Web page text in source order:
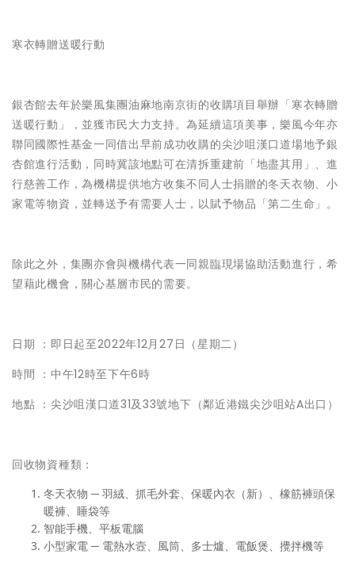
寒衣轉贈送暖行動
銀杏館去年於樂風集團油麻地南京街的收購項目舉辦「寒衣轉贈
送暖行動」，並獲市民大力支持。為延續這項美事，樂風今年亦
聯同國際性基金一同借出早前成功收購的尖沙咀漢口道場地予銀
杏館進行活動，同時冀該地點可在清拆重建前「地盡其用」、進
行慈善工作，為機構提供地方收集不同人士捐贈的冬天衣物、小
家電等物資，並轉送予有需要人士，以賦予物品「第二生命」。
除此之外，集團亦會與機構代表一同親臨現場協助活動進行，希
望藉此機會，關心基層市民的需要。
日期 ：即日起至2022年12月27日（星期二）
時間 ：中午12時至下午6時
地點 ：尖沙咀漢口道31及33號地下（鄰近港鐵尖沙咀站A出口）
回收物資種類：
冬天衣物 ─ 羽絨、抓毛外套、保暖內衣（新）、橡筋褲頭保
暖褲、睡袋等
智能手機、平板電腦
小型家電 ─ 電熱水壼、風筒、多士爐、電飯煲、攪拌機等